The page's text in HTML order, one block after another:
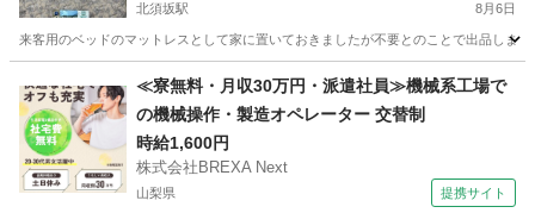
北須坂駅 8月6日
来客用のベッドのマットレスとして家に置いておきましたが不要とのことで出品しま
北須坂駅 カーペット/マット/ラグ
≪寮無料・月収30万円・派遣社員≫機械系工場で
の機械操作・製造オペレーター 交替制
時給1,600円
株式会社BREXA Next
山梨県 提携サイト